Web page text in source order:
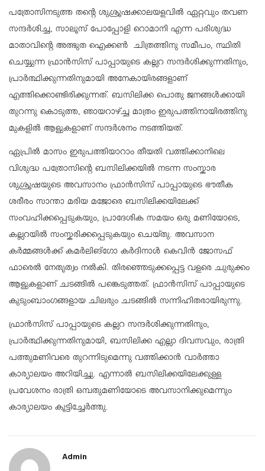
പത്രോസിനടുത്ത തന്റെ ശുശ്രൂഷക്കാലയളവിൽ ഏറ്റവും തവണ
സന്ദർശിച്ച, സാലൂസ് പോപ്പോളി റൊമാനി എന്ന പരിശുദ്ധ
മാതാവിന്റെ അത്ഭുത ഐക്കൺ ചിത്രത്തിനു സമീപം, സ്ഥിതി
ചെയ്യുന്ന ഫ്രാൻസിസ് പാപ്പായുടെ കല്ലറ സന്ദർശിക്കുന്നതിനും,
പ്രാർത്ഥിക്കുന്നതിനുമായി അനേകായിരങ്ങളാണ്
എത്തിക്കൊണ്ടിരിക്കുന്നത്. ബസിലിക്ക പൊതു ജനങ്ങൾക്കായി
തുറന്നു കൊടുത്ത, ഞായറാഴ്ച്ച മാത്രം ഇരുപത്തിനായിരത്തിനു
മുകളിൽ ആളുകളാണ് സന്ദർശനം നടത്തിയത്.
ഏപ്രിൽ മാസം ഇരുപത്തിയാറാം തീയതി വത്തിക്കാനിലെ
വിശുദ്ധ പത്രോസിന്റെ ബസിലിക്കയിൽ നടന്ന സംസ്കാര
ശുശ്രൂഷയുടെ അവസാനം ഫ്രാൻസിസ് പാപ്പായുടെ ഭൗതീക
ശരീരം സാന്താ മരിയ മജോരെ ബസിലിക്കയിലേക്ക്
സംവഹിക്കപ്പെടുകയും, പ്രാദേശിക സമയം ഒരു മണിയോടെ,
കല്ലറയിൽ സംസ്കരിക്കപ്പെടുകയും ചെയ്തു. അവസാന
കർമ്മങ്ങൾക്ക് കമർലിങ്‌ഗോ കർദിനാൾ കെവിൻ ജോസഫ്
ഫാരെൽ നേതൃത്വം നൽകി. തിരഞ്ഞെടുക്കപ്പെട്ട വളരെ ചുരുക്കം
ആളുകളാണ് ചടങ്ങിൽ പങ്കെടുത്തത്. ഫ്രാൻസിസ് പാപ്പായുടെ
കുടുംബാംഗങ്ങളായ ചിലരും ചടങ്ങിൽ സന്നിഹിതരായിരുന്നു.
ഫ്രാൻസിസ് പാപ്പായുടെ കല്ലറ സന്ദർശിക്കുന്നതിനും,
പ്രാർത്ഥിക്കുന്നതിനുമായി, ബസിലിക്ക എല്ലാ ദിവസവും, രാത്രി
പത്തുമണിവരെ തുറന്നിടുമെന്നു വത്തിക്കാൻ വാർത്താ
കാര്യാലയം അറിയിച്ചു. എന്നാൽ ബസിലിക്കയിലേക്കുള്ള
പ്രവേശനം രാത്രി ഒമ്പതുമണിയോടെ അവസാനിക്കുമെന്നും
കാര്യാലയം കൂട്ടിച്ചേർത്തു.
Admin